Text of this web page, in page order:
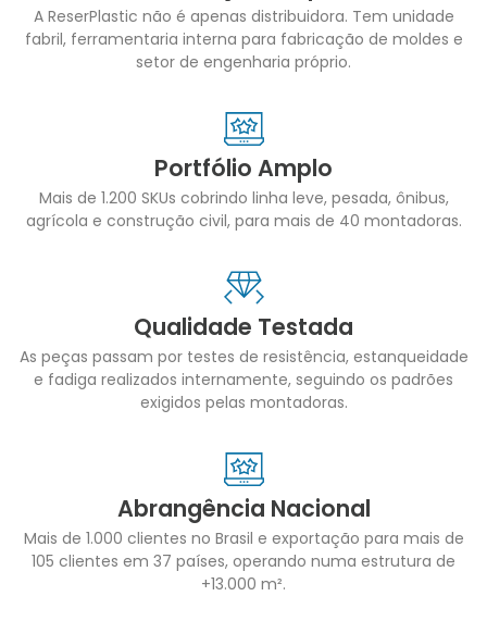
A ReserPlastic não é apenas distribuidora. Tem unidade
fabril, ferramentaria interna para fabricação de moldes e
setor de engenharia próprio.
Portfólio Amplo
Mais de 1.200 SKUs cobrindo linha leve, pesada, ônibus,
agrícola e construção civil, para mais de 40 montadoras.
Qualidade Testada
As peças passam por testes de resistência, estanqueidade
e fadiga realizados internamente, seguindo os padrões
exigidos pelas montadoras.
Abrangência Nacional
Mais de 1.000 clientes no Brasil e exportação para mais de
105 clientes em 37 países, operando numa estrutura de
+13.000 m².